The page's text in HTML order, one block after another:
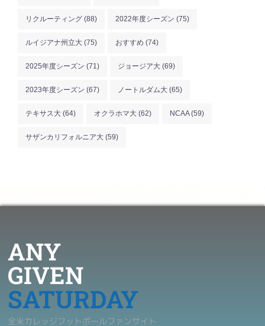
リクルーティング (88) 2022年度シーズン (75)
ルイジアナ州立大 (75) おすすめ (74)
2025年度シーズン (71) ジョージア大 (69)
2023年度シーズン (67) ノートルダム大 (65)
テキサス大 (64) オクラホマ大 (62) NCAA(59)
サザンカリフォルニア大 (59)
ANY
GIVEN
SATURDAY
全米カレッジフットボールファンサイト